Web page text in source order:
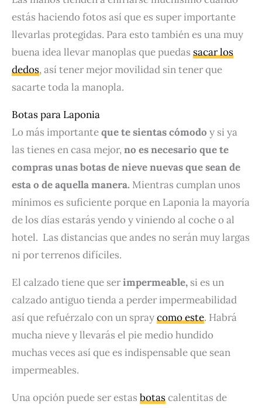
estás haciendo fotos así que es super importante
llevarlas protegidas. Para esto también es una muy
buena idea llevar manoplas que puedas sacar los
dedos, así tener mejor movilidad sin tener que
sacarte toda la manopla.
Botas para Laponia
Lo más importanteque te sientas cómodo y si ya
las tienes en casa mejor,no es necesario que te
compras unas botas de nieve nuevas que sean de
esta o de aquella manera. Mientras cumplan unos
mínimos es suficiente porque en Laponia la mayoría
de los días estarás yendo y viniendo al coche o al
hotel. Las distancias que andes no serán muy largas
ni por terrenos difíciles.
El calzado tiene que serimpermeable, si es un
calzado antiguo tienda a perder impermeabilidad
así que refuérzalo con un spraycomo este. Habrá
mucha nieve y llevarás el pie medio hundido
muchas veces así que es indispensable que sean
impermeables.
Una opción puede ser estas botascalentitas de